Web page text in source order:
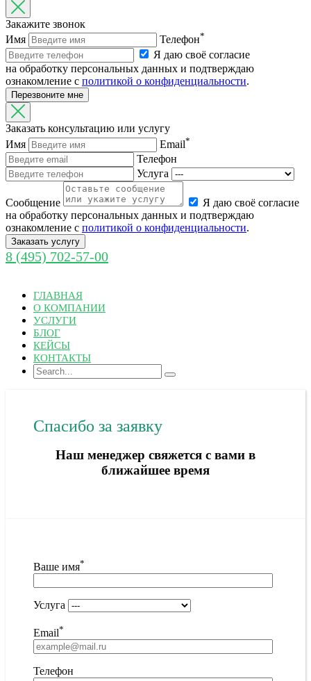
Закажите звонок
Имя
Телефон*
Я даю своё согласие
на обработку персональных данных и подтверждаю
ознакомление с политикой о конфиденциальности.
Перезвоните мне
Заказать консультацию или услугу
Имя
Email*
Телефон
Услуга
Cообщение
Я даю своё согласие
на обработку персональных данных и подтверждаю
ознакомление с политикой о конфиденциальности.
Заказать услугу
8 (495) 702-57-00
ГЛАВНАЯ
О КОМПАНИИ
УСЛУГИ
БЛОГ
КЕЙСЫ
КОНТАКТЫ
Спасибо за заявку
Наш менеджер свяжется с вами в
ближайшее время
Ваше имя*
Услуга
Email*
Телефон